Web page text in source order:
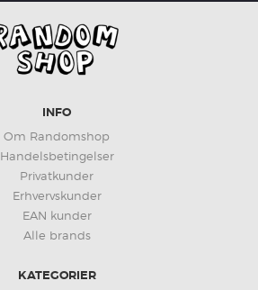
INFO
Om Randomshop
Handelsbetingelser
Privatkunder
Erhvervskunder
EAN kunder
Alle brands
KATEGORIER